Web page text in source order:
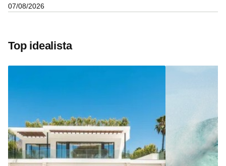
07/08/2026
Top idealista